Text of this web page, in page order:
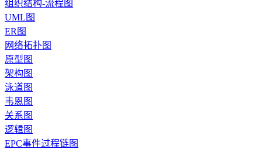
组织结构-流程图
UML图
ER图
网络拓扑图
原型图
架构图
泳道图
韦恩图
关系图
逻辑图
EPC事件过程链图